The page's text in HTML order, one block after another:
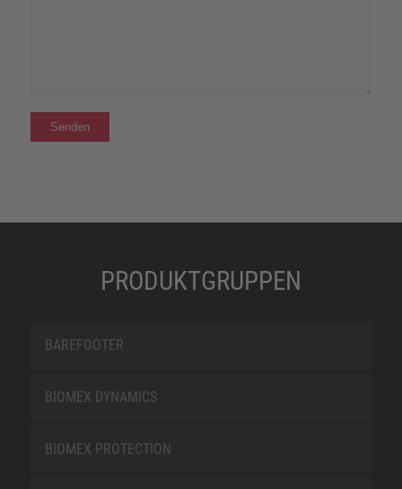
PRODUKTGRUPPEN
BAREFOOTER
BIOMEX DYNAMICS
BIOMEX PROTECTION